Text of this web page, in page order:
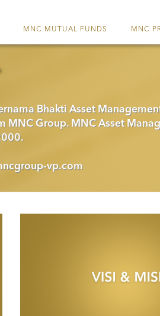
MNC MUTUAL FUNDS MNC
Bhakti Asset
MNC Group. MNC Asset
vp.com